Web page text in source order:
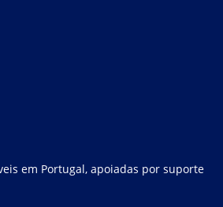
em Portugal, apoiadas por suporte